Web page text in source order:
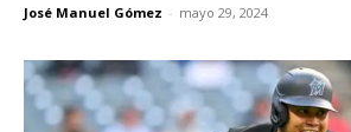
José Manuel Gómez - mayo 29, 2024